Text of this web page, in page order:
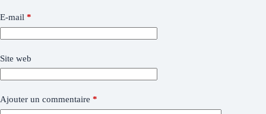
E-mail *
Site web
Ajouter un commentaire *